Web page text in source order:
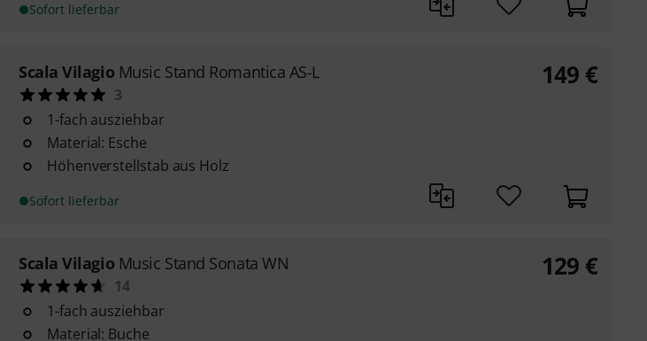
Sofort lieferbar
Scala Vilagio Music Stand Romantica AS-L
3
1-fach ausziehbar
Material: Esche
Höhenverstellstab aus Holz
Sofort lieferbar
149 €
Scala Vilagio Music Stand Sonata WN
14
1-fach ausziehbar
Material: Buche
129 €